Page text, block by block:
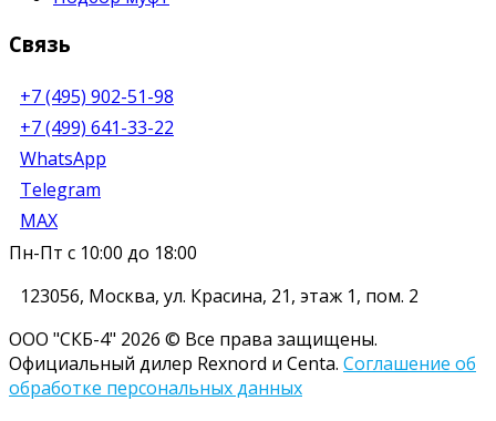
Связь
+7 (495) 902-51-98
+7 (499) 641-33-22
WhatsApp
Telegram
MAX
Пн-Пт с 10:00 до 18:00
123056, Москва, ул. Красина, 21, этаж 1, пом. 2
ООО "СКБ-4" 2026 © Все права защищены.
Официальный дилер Rexnord и Centa. Соглашение об
обработке персональных данных